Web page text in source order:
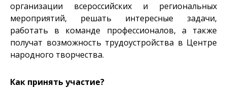
организации всероссийских и региональных
мероприятий, решать интересные задачи,
работать в команде профессионалов, а также
получат возможность трудоустройства в Центре
народного творчества.
Как принять участие?